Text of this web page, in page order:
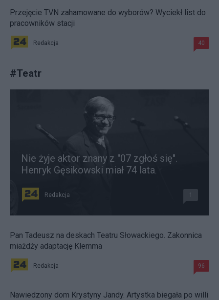
Przejęcie TVN zahamowane do wyborów? Wyciekł list do
pracowników stacji
Redakcja 40
#Teatr
Nie żyje aktor znany z "07 zgłoś się".
Henryk Gęsikowski miał 74 lata
Redakcja 1
Pan Tadeusz na deskach Teatru Słowackiego. Zakonnica
miażdży adaptację Klemma
Redakcja 96
Nawiedzony dom Krystyny Jandy. Artystka biegała po willi